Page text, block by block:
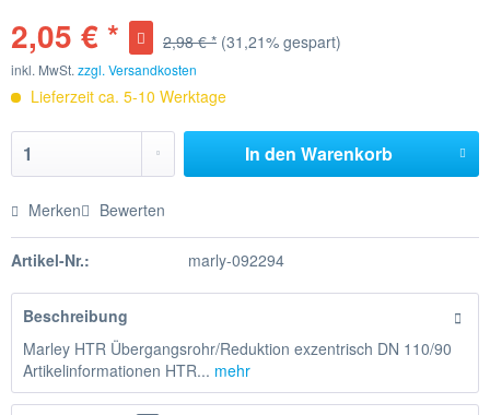
2,05 € * 2,98 € * (31,21% gespart)
inkl. MwSt. zzgl. Versandkosten
Lieferzeit ca. 5-10 Werktage
In den Warenkorb
Merken Bewerten
Artikel-Nr.: marly-092294
Beschreibung
Marley HTR Übergangsrohr/Reduktion exzentrisch DN 110/90
Artikelinformationen HTR... mehr